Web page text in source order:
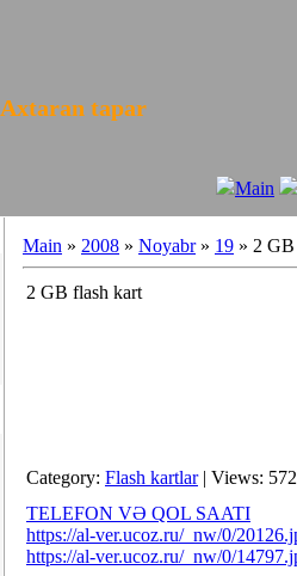
Axtaran tapar
Main
Main » 2008 » Noyabr » 19 » 2
2 GB flash kart
Category: Flash kartlar| Views:
TELEFON VƏ QOL SAATI
https://al-ver.ucoz.ru/_nw/0/
https://al-ver.ucoz.ru/_nw/0/